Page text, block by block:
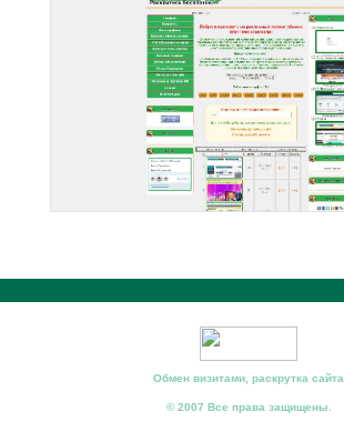
Обмен визитами, раскрутка сайта
© 2007 Все права защищены.